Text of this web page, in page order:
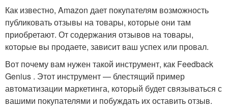
Как известно, Amazon дает покупателям возможность
публиковать отзывы на товары, которые они там
приобретают. От содержания отзывов на товары,
которые вы продаете, зависит ваш успех или провал.
Вот почему вам нужен такой инструмент, как Feedback
Genius . Этот инструмент — блестящий пример
автоматизации маркетинга, который будет связываться с
вашими покупателями и побуждать их оставить отзыв.